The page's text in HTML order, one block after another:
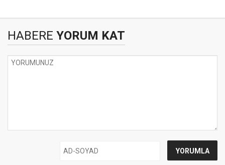
HABERE YORUM KAT